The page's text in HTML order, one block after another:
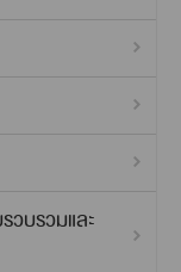
วบรวมและ